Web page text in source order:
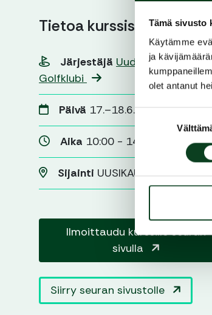
Tämä sivusto
Käytämme
ja
olet antanut
Suostumuksen
valinta
Tietoa kurssista
Järjestäjä Uudenkaupungin
Golfklubi
Päivä 17.–18.6.2023
Aika 10:00 - 14:30
Sijainti UUSIKAUPUNKI
Ilmoittaudu kurssille seuran
sivulla
Siirry seuran sivustolle